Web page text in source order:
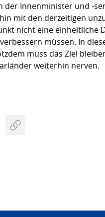
der Innenminister und -
mit den derzeitigen
nicht eine einheitliche
müssen. In
muss das Ziel
weiterhin nerven.